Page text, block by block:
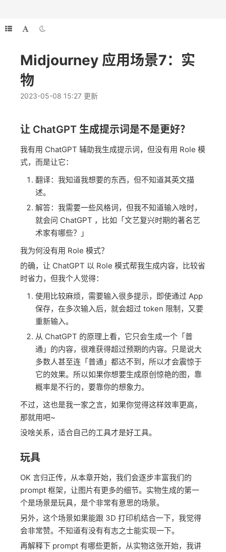
Midjourney 应用场景7：实
物
2023-05-08 15:27 更新
让 ChatGPT 生成提示词是不是更好？
我有用 ChatGPT 辅助我生成提示词，但没有用 Role 模
式，而是让它：
翻译：我知道我想要的东西，但不知道其英文描
述。
解答：我需要一些风格词，但我不知道输入啥时，
就会问 ChatGPT ，比如「文艺复兴时期的著名艺
术家有哪些？」
我为何没有用 Role 模式？
的确，让 ChatGPT 以 Role 模式帮我生成内容，比较省
时省力，但我个人觉得：
使用比较麻烦，需要输入很多提示，即使通过 App
保存，在多次输入后，就会超过 token 限制，又要
重新输入。
从 ChatGPT 的原理上看，它只会生成一个「普
通」的内容，很难获得超过预期的内容。只是说大
多数人甚至连「普通」都达不到，所以才会震惊于
它的效果。所以如果你想要生成原创惊艳的图，靠
概率是不行的，要靠你的想象力。
不过，这也是我一家之言，如果你觉得这样效率更高，
那就用吧~
没啥关系，适合自己的工具才是好工具。
玩具
OK 言归正传，从本章开始，我们会逐步丰富我们的
prompt 框架，让图片有更多的细节。实物生成的第一
个是场景是玩具，是个非常有意思的场景。
另外，这个场景如果能跟 3D 打印机结合一下，我觉得
会非常赞。不知道有没有有志之士能实现一下。
再解释下 prompt 有哪些更新，从实物这张开始，我讲